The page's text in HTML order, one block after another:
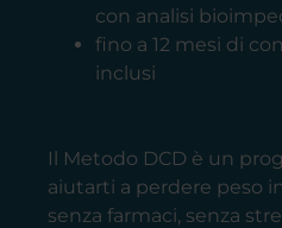
con analisi
fino a 12 mesi di
inclusi
Il Metodo DCD è un
aiutarti a perdere peso
senza farmaci, senza